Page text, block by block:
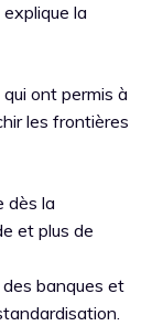
la
ont permis à
les frontières
dès la
et plus de
banques et